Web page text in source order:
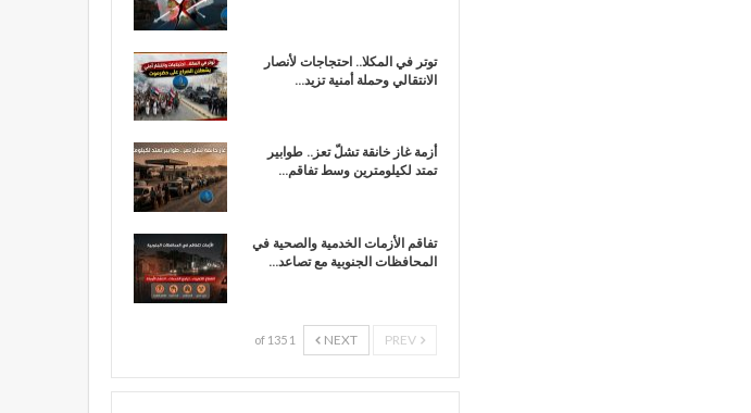
توتر في المكلا.. احتجاجات لأنصار
الانتقالي وحملة أمنية تزيد…
أزمة غاز خانقة تشلّ تعز.. طوابير
تمتد لكيلومترين وسط تفاقم…
تفاقم الأزمات الخدمية والصحية في
المحافظات الجنوبية مع تصاعد…
NEXT
1 of 135